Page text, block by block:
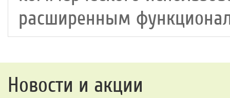
расширенным
Новости и акции